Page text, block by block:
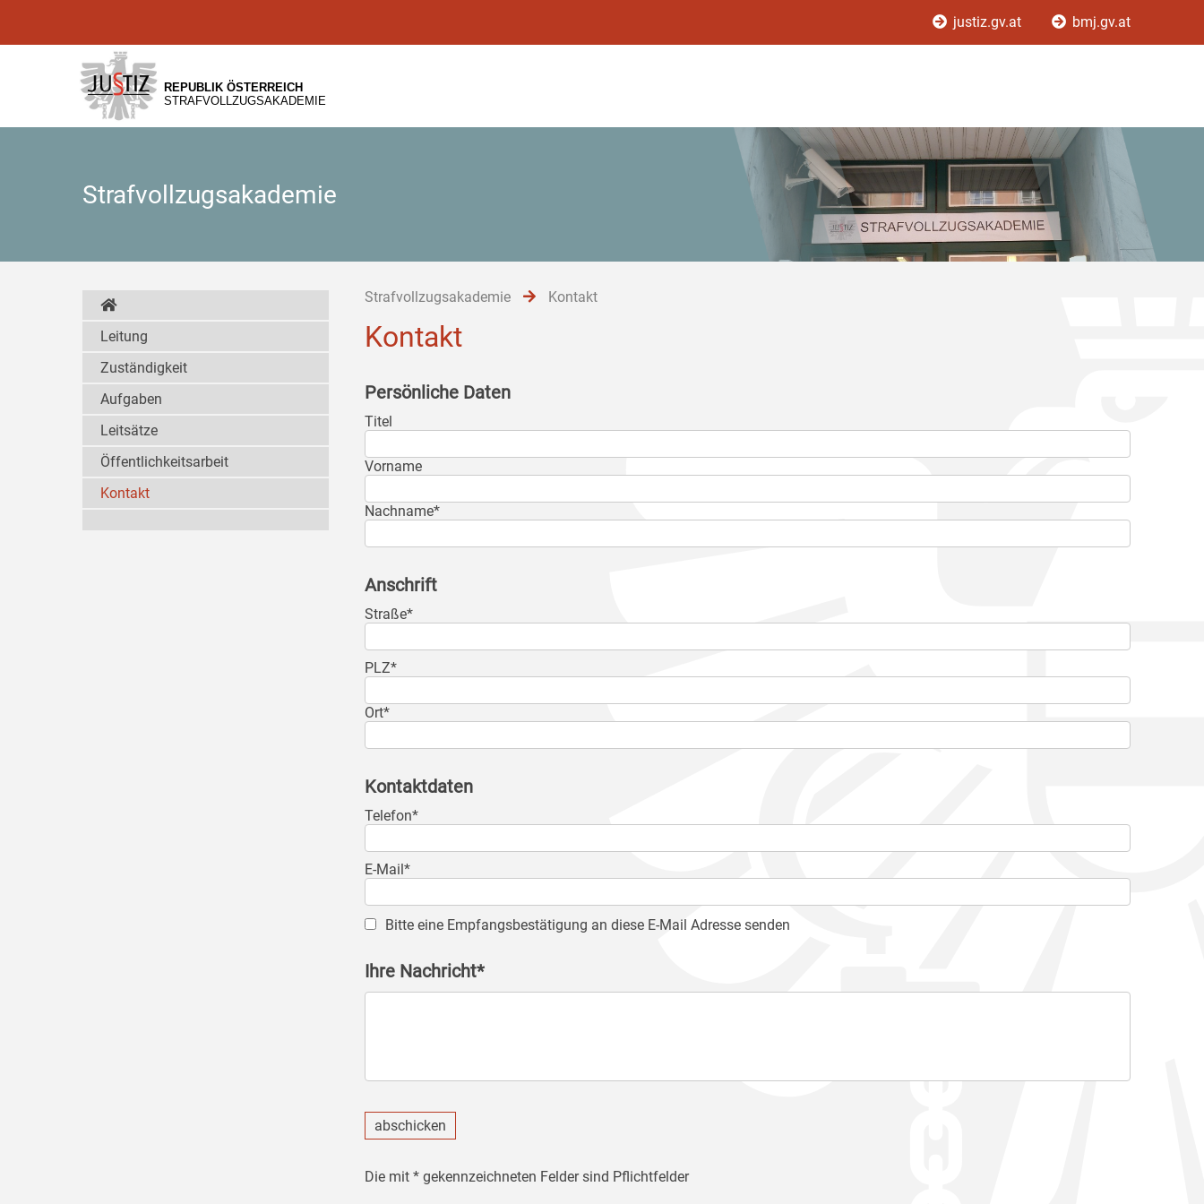
[1]
[2]
[3]
justiz.gv.at bmj.gv.at
REPUBLIK ÖSTERREICH
STRAFVOLLZUGSAKADEMIE
Strafvollzugsakademie
Strafvollzugsakademie Kontakt
Kontakt
Persönliche Daten
Titel
Vorname
Nachname*
Anschrift
Straße*
PLZ*
Ort*
Kontaktdaten
Telefon*
E-Mail*
Bitte eine Empfangsbestätigung an diese E-Mail Adresse senden
Ihre Nachricht*
abschicken
Die mit * gekennzeichneten Felder sind Pflichtfelder
Leitung
Zuständigkeit
Aufgaben
Leitsätze
Öffentlichkeitsarbeit
Kontakt